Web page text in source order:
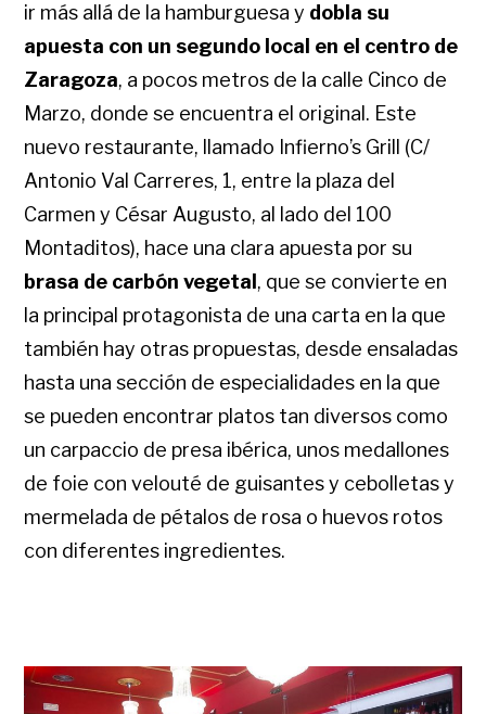
ir más allá de la hamburguesa y dobla su
apuesta con un segundo local en el centro de
Zaragoza, a pocos metros de la calle Cinco de
Marzo, donde se encuentra el original. Este
nuevo restaurante, llamado Infierno’s Grill (C/
Antonio Val Carreres, 1, entre la plaza del
Carmen y César Augusto, al lado del 100
Montaditos), hace una clara apuesta por su
brasa de carbón vegetal , que se convierte en
la principal protagonista de una carta en la que
también hay otras propuestas, desde ensaladas
hasta una sección de especialidades en la que
se pueden encontrar platos tan diversos como
un carpaccio de presa ibérica, unos medallones
de foie con velouté de guisantes y cebolletas y
mermelada de pétalos de rosa o huevos rotos
con diferentes ingredientes.